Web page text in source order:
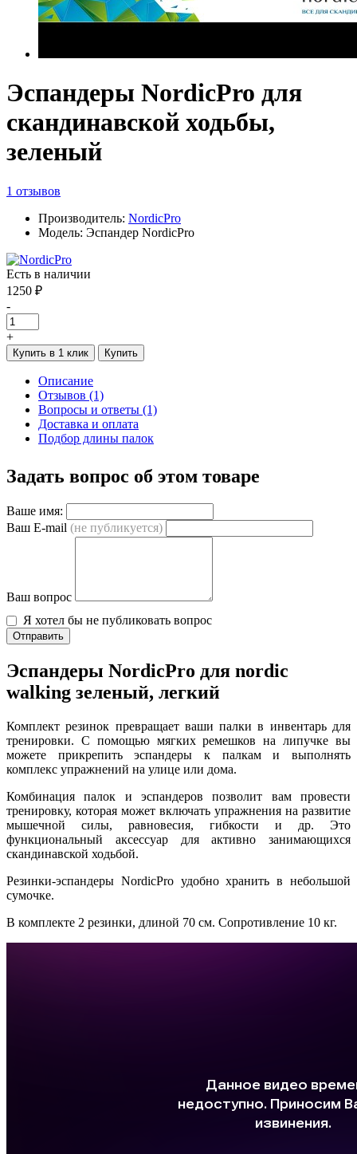
Эспандеры NordicPro для
скандинавской ходьбы,
зеленый
1 отзывов
Производитель: NordicPro
Модель: Эспандер NordicPro
Есть в наличии
1250 ₽
-
+
Купить в 1 клик Купить
Описание
Отзывов (1)
Вопросы и ответы (1)
Доставка и оплата
Подбор длины палок
Задать вопрос об этом товаре
Ваше имя:
Ваш E-mail (не публикуется)
Ваш вопрос
Я хотел бы не публиковать вопрос
Отправить
Эспандеры NordicPro для nordic
walking зеленый, легкий
Комплект резинок превращает ваши палки в инвентарь для
тренировки. С помощью мягких ремешков на липучке вы
можете прикрепить эспандеры к палкам и выполнять
комплекс упражнений на улице или дома.
Комбинация палок и эспандеров позволит вам провести
тренировку, которая может включать упражнения на развитие
мышечной силы, равновесия, гибкости и др. Это
функциональный аксессуар для активно занимающихся
скандинавской ходьбой.
Резинки-эспандеры NordicPro удобно хранить в небольшой
сумочке.
В комплекте 2 резинки, длиной 70 см. Сопротивление 10 кг.